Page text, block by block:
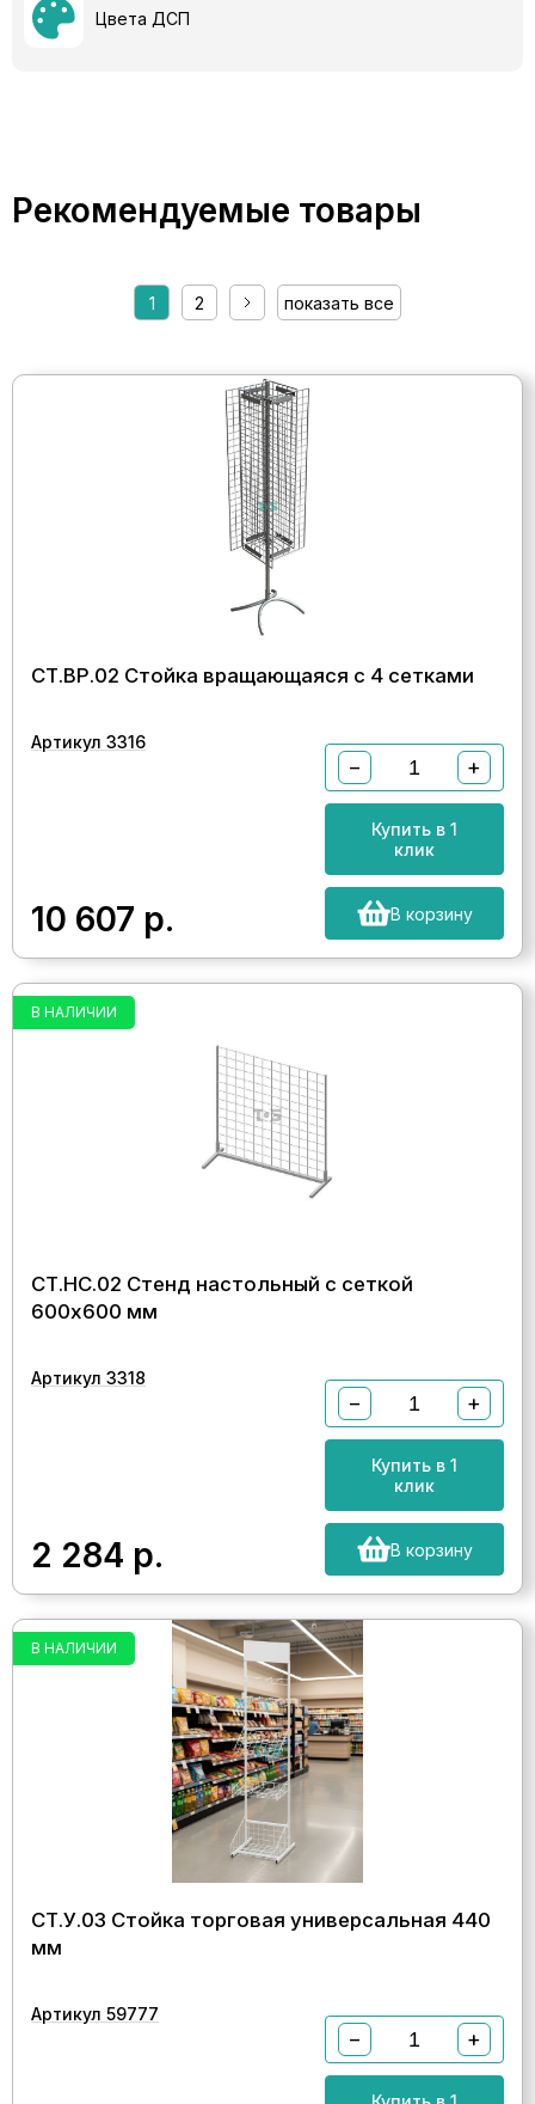
Цвета ДСП
Рекомендуемые товары
1 2 показать все
СТ.ВР.02 Стойка вращающаяся с 4 сетками
Артикул 3316
10 607 р.
− +
Купить в 1
клик
В корзину
В НАЛИЧИИ
СТ.НС.02 Стенд настольный с сеткой
600х600 мм
Артикул 3318
2 284 р.
− +
Купить в 1
клик
В корзину
В НАЛИЧИИ
СТ.У.03 Стойка торговая универсальная 440
мм
Артикул 59777
− +